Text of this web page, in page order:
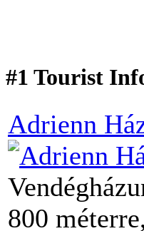
#1 Tourist
Adrienn
800